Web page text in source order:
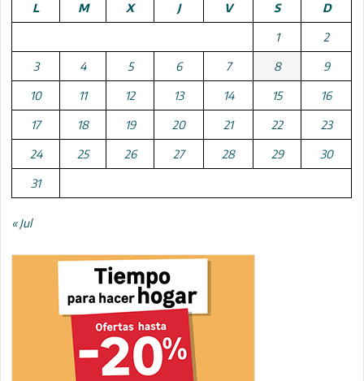
L
M X J V S D
1 2
3 4 5 6 7 8 9
10 11 12 13 14 15 16
17 18 19 20 21 22 23
24 25 26 27 28 29 30
31
« Jul